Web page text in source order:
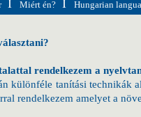
I Miért én? I Hungarian
rendelkezem a
különféle tanítási technikák
rendelkezem amelyet a